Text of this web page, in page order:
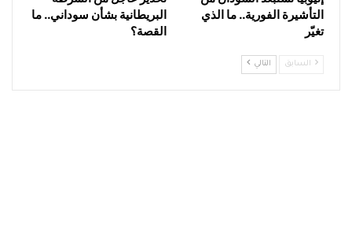
التأشيرة الفورية.. ما الذي
تغيّر
البريطانية بشأن سوداني.. ما
القصة؟
السابق التالي